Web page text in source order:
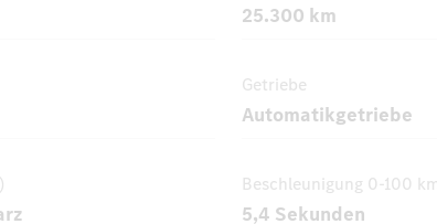
25.300 km
Getriebe
Automatikgetriebe
Beschleunigung 0-100
5,4 Sekunden